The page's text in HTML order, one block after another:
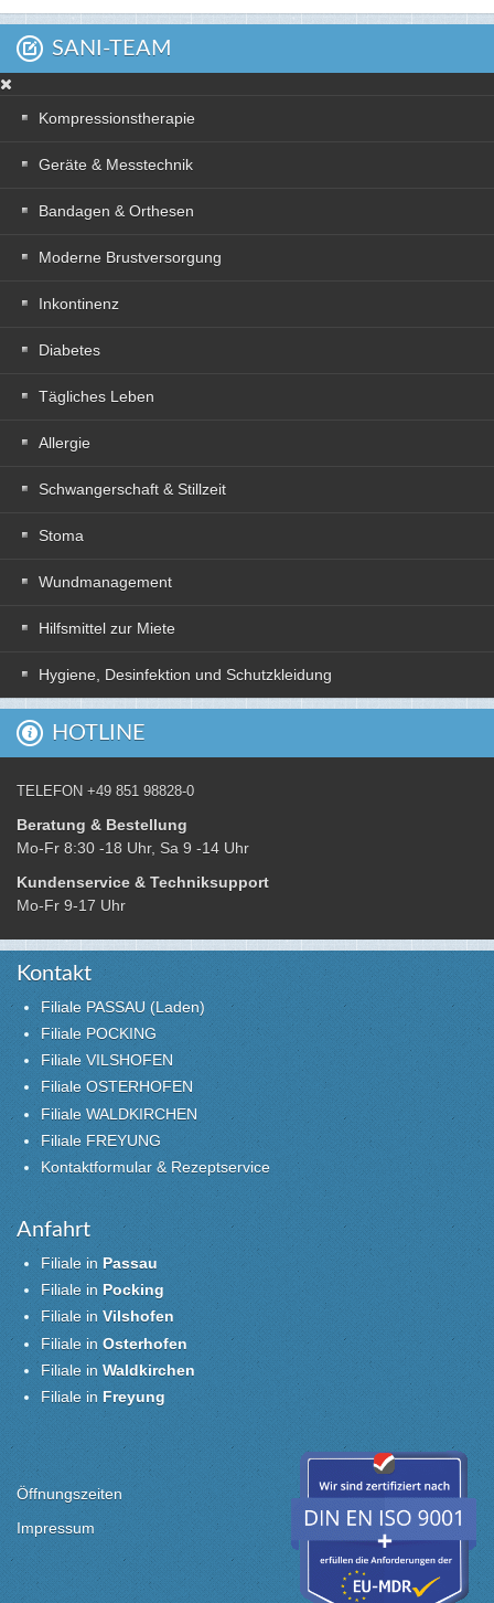
SANI-TEAM
Kompressionstherapie
Geräte & Messtechnik
Bandagen & Orthesen
Moderne Brustversorgung
Inkontinenz
Diabetes
Tägliches Leben
Allergie
Schwangerschaft & Stillzeit
Stoma
Wundmanagement
Hilfsmittel zur Miete
Hygiene, Desinfektion und Schutzkleidung
HOTLINE
TELEFON +49 851 98828-0
Beratung & Bestellung
Mo-Fr 8:30 -18 Uhr, Sa 9 -14 Uhr
Kundenservice & Techniksupport
Mo-Fr 9-17 Uhr
Kontakt
Filiale PASSAU (Laden)
Filiale POCKING
Filiale VILSHOFEN
Filiale OSTERHOFEN
Filiale WALDKIRCHEN
Filiale FREYUNG
Kontaktformular & Rezeptservice
Anfahrt
Filiale in Passau
Filiale in Pocking
Filiale inVilshofen
Filiale inOsterhofen
Filiale inWaldkirchen
Filiale inFreyung
Öffnungszeiten
Impressum